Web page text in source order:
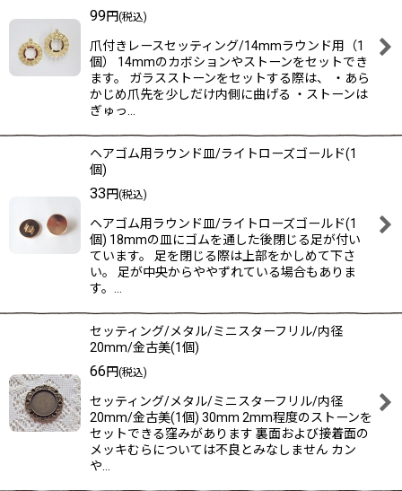
99円(税込)
爪付きレースセッティング/14mmラウンド用（1
個） 14mmのカボションやストーンをセットでき
ます。 ガラスストーンをセットする際は、 ・あら
かじめ爪先を少しだけ内側に曲げる ・ストーンは
ぎゅっ…
ヘアゴム用ラウンド皿/ライトローズゴールド(1
個)
33円(税込)
ヘアゴム用ラウンド皿/ライトローズゴールド(1
個) 18mmの皿にゴムを通した後閉じる足が付い
ています。 足を閉じる際は上部をかしめて下さ
い。 足が中央からややずれている場合もありま
す。…
セッティング/メタル/ミニスターフリル/内径
20mm/金古美(1個)
66円(税込)
セッティング/メタル/ミニスターフリル/内径
20mm/金古美(1個) 30mm 2mm程度のストーンを
セットできる窪みがあります 裏面および接着面の
メッキむらについては不良とみなしません カン
や…